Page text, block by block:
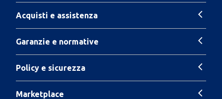
Acquisti e assistenza
Garanzie e normative
Policy e sicurezza
Marketplace